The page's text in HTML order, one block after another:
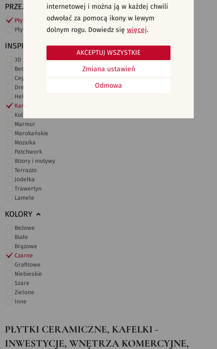
PRZEZNACZENIE
Płytki ścienne
Płytki podłogowe
INSPIRACJE
3D i struktury
Beton
Cegiełki
Drewno
Heksagonalne
Kamień
Kolor
Marmur
Marokańskie
Mozaika
Patchwork
Wzory i motywy
Terrazzo
Jodełka
Trawertyn
Lamele
KOLORY
Beżowe
Białe
Brązowe
Czarne
Grafitowe
Niebieskie
Szare
Zielone
Inne
PŁYTKI CERAMICZNE, KAFELKI -
INWESTYCJE, WNĘTRZA KOMERCYJNE,
internetowej i można ją w każdej chwili
odwołać za pomocą ikony w lewym
dolnym rogu. Dowiedz się więcej.
Odmowa
Zmiana ustawień
AKCEPTUJ WSZYSTKIE